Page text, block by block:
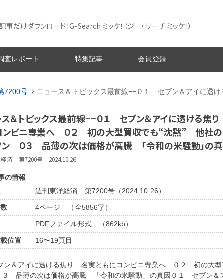
事だけダウンロード！G-Search ミッケ！ （ジー・サーチ ミッケ！）
査レポート 特集記事 会員登録
7200号 ニュース＆トピックス最前線−−０１ セブン＆アイに
ス＆トピックス最前線−−０１ セブン＆アイに透ける焦
ンビニ専業へ ０２ 初の大型買収でも“沈黙” 他社の
ン ０３ 品薄の次は価格が高騰 「令和の米騒動」の
済 第7200号 2024.10.26
の情報
週刊東洋経済 第7200号（2024.10.26）
4ページ （全5856字）
PDFファイル形式 （862kb）
位置 16〜19頁目
ン＆アイに透ける焦り 名実ともにコンビニ専業へ ０２ 初の大型
品薄の次は価格が高騰 「令和の米騒動」の真因０１ セブン＆